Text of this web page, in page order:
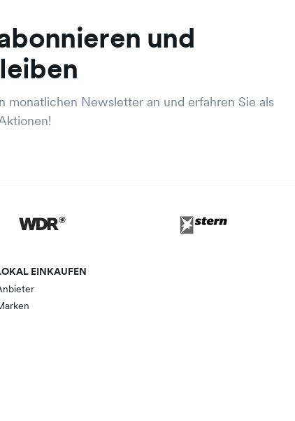
und
monatlichen Newsletter an und erfahren Sie als
EINKAUFEN